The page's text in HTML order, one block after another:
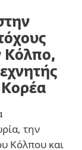
Κόλπο,
την
Κόλπου και